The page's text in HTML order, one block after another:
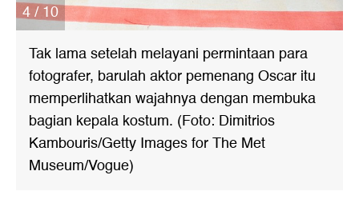
4 / 10
Tak lama setelah melayani permintaan para
fotografer, barulah aktor pemenang Oscar itu
memperlihatkan wajahnya dengan membuka
bagian kepala kostum. (Foto: Dimitrios
Kambouris/Getty Images for The Met
Museum/Vogue)